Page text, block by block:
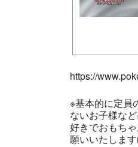
https://
※基本的に定員
ないお子様な
好きでおもち
願いいたしま